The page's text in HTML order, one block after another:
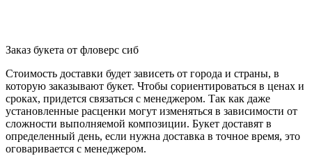
Заказ букета от фловерс сиб
Стоимость доставки будет зависеть от города и страны, в
которую заказывают букет. Чтобы сориентироваться в ценах и
сроках, придется связаться с менеджером. Так как даже
установленные расценки могут изменяться в зависимости от
сложности выполняемой композиции. Букет доставят в
определенный день, если нужна доставка в точное время, это
оговаривается с менеджером.